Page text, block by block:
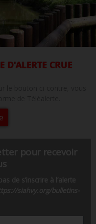
D'ALERTE CRUE
pour recevoir
de s’inscrire à l’alerte
siahvy.org/bulletins-